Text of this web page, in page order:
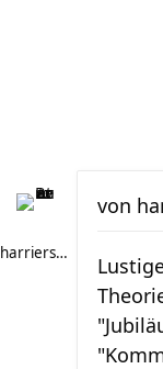
harriersand
von